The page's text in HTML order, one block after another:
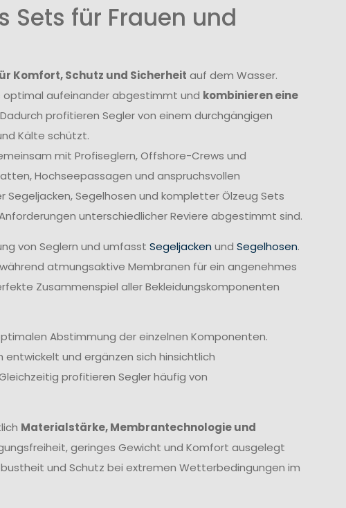
Sets für Frauen und
Komfort, Schutz und Sicherheit auf dem Wasser.
optimal aufeinander abgestimmt und kombinieren eine
profitieren Segler von einem durchgängigen
Kälte schützt.
mit Profiseglern, Offshore-Crews und
Hochseepassagen und anspruchsvollen
Segeljacken, Segelhosen und kompletter Ölzeug Sets
unterschiedlicher Reviere abgestimmt sind.
von Seglern und umfasst Segeljacken und Segelhosen.
atmungsaktive Membranen für ein angenehmes
Zusammenspiel aller Bekleidungskomponenten
Abstimmung der einzelnen Komponenten.
und ergänzen sich hinsichtlich
profitieren Segler häufig von
Materialstärke, Membrantechnologie und
geringes Gewicht und Komfort ausgelegt
und Schutz bei extremen Wetterbedingungen im